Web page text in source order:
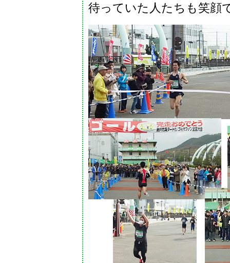
待っていた人たちも笑顔